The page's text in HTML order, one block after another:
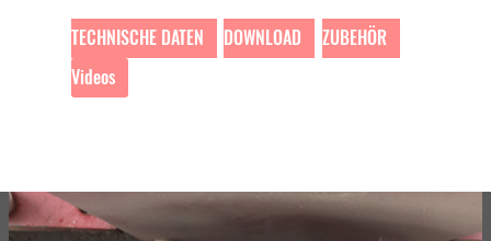
TECHNISCHE DATEN DOWNLOAD
ZUBEHÖR
Videos